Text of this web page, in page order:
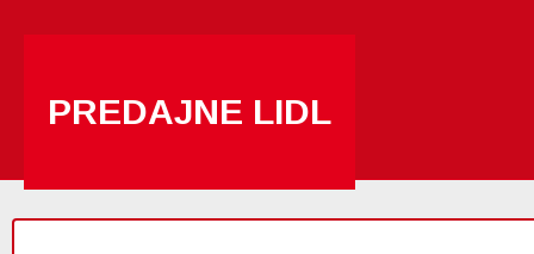
PREDAJNE LIDL